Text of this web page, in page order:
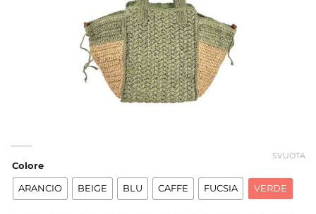
Colore
ARANCIO BEIGE BLU CAFFE FUCSIA VERDE
SVUOTA